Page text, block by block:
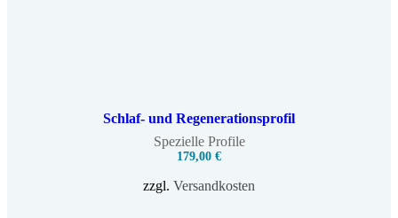
Schlaf- und Regenerationsprofil
Spezielle Profile
179,00 €
zzgl. Versandkosten